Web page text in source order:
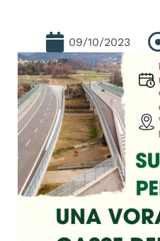
09/10/2023